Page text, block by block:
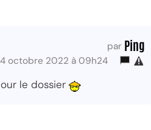
par Ping
octobre 2022 à 09h24
le dossier